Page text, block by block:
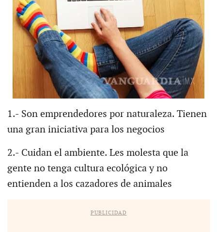
1.- Son emprendedores por naturaleza. Tienen
una gran iniciativa para los negocios
2.- Cuidan el ambiente. Les molesta que la
gente no tenga cultura ecológica y no
entienden a los cazadores de animales
PUBLICIDAD